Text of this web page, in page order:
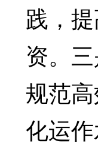
践，
资。
规范
化运